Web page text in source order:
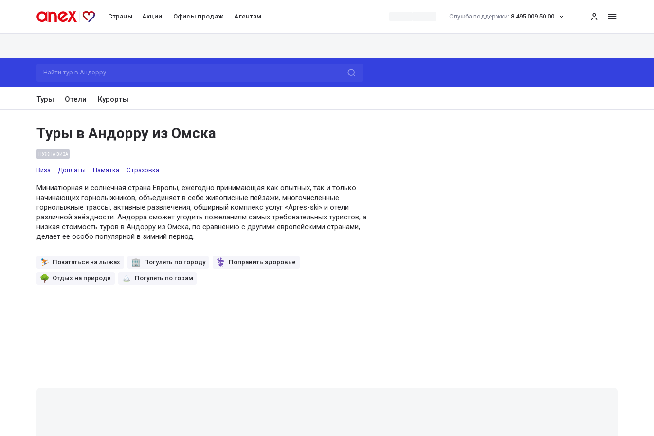
Страны Акции Офисы продаж Агентам Служба поддержки: 8 495 009 50 00 меню
Найти тур в Андорру
Туры Отели Курорты
Туры в Андорру из Омска
НУЖНА ВИЗА
Виза Доплаты Памятка Страховка
Миниатюрная и солнечная страна Европы, ежегодно принимающая как опытных, так и только
начинающих горнолыжников, объединяет в себе живописные пейзажи, многочисленные
горнолыжные трассы, активные развлечения, обширный комплекс услуг «Apres-ski» и отели
различной звёздности. Андорра сможет угодить пожеланиям самых требовательных туристов, а
низкая стоимость туров в Андорру из Омска, по сравнению с другими европейскими странами,
делает её особо популярной в зимний период.
Покататься на лыжах Погулять по городу Поправить здоровье
Отдых на природе Погулять по горам